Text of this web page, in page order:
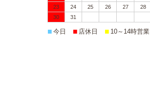
23
24 25 26 27 28
30
31
■ 今日 ■ 店休日 ■ 10～14時営業